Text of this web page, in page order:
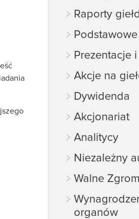
Raporty
Prezentacje
Akcje na
Dywidenda
Akcjonariat
Analitycy
Niezależny
Walne
organów